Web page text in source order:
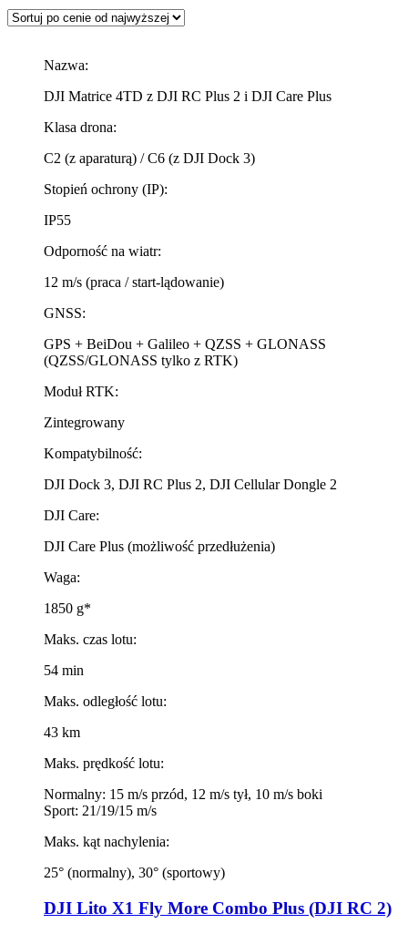
Nazwa:
DJI Matrice 4TD z DJI RC Plus 2 i DJI Care Plus
Klasa drona:
C2 (z aparaturą) / C6 (z DJI Dock 3)
Stopień ochrony (IP):
IP55
Odporność na wiatr:
12 m/s (praca / start-lądowanie)
GNSS:
GPS + BeiDou + Galileo + QZSS + GLONASS
(QZSS/GLONASS tylko z RTK)
Moduł RTK:
Zintegrowany
Kompatybilność:
DJI Dock 3, DJI RC Plus 2, DJI Cellular Dongle 2
DJI Care:
DJI Care Plus (możliwość przedłużenia)
Waga:
1850 g*
Maks. czas lotu:
54 min
Maks. odległość lotu:
43 km
Maks. prędkość lotu:
Normalny: 15 m/s przód, 12 m/s tył, 10 m/s boki
Sport: 21/19/15 m/s
Maks. kąt nachylenia:
25° (normalny), 30° (sportowy)
DJI Lito X1 Fly More Combo Plus (DJI RC 2)